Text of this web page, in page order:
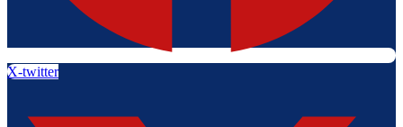
X-twitter